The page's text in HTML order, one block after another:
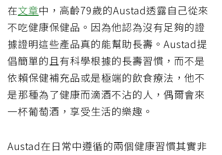
在文章中，高齡79歲的Austad透露自己從來
不吃健康保健品。因為他認為沒有足夠的證
據證明這些產品真的能幫助長壽。Austad提
倡簡單的且有科學根據的長壽習慣，而不是
依賴保健補充品或是極端的飲食療法，他不
是那種為了健康而滴酒不沾的人，偶爾會來
一杯葡萄酒，享受生活的樂趣。
Austad在日常中遵循的兩個健康習慣其實非